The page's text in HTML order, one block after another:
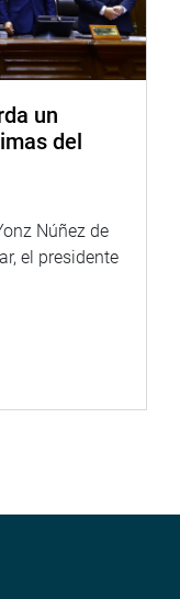
fisica.
página web
un
del
Núñez de
el presidente